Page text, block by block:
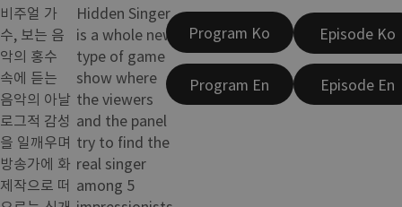
비주얼 가
수, 보는 음
악의 홍수
속에 듣는
음악의 아날
로그적 감성
을 일깨우며
방송가에 화
제작으로 떠
Hidden Singer
is a whole new
type of game
show where
the viewers
and the panel
try to find the
real singer
among 5
Program Ko
Program En
Episode Ko
Episode En